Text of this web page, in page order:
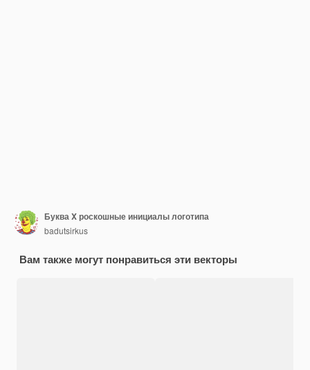
Буква X роскошные инициалы логотипа
badutsirkus
Вам также могут понравиться эти векторы